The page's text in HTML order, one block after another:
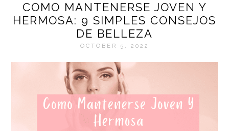
COMO MANTENERSE JOVEN Y
HERMOSA: 9 SIMPLES CONSEJOS
DE BELLEZA
OCTOBER 5, 2022